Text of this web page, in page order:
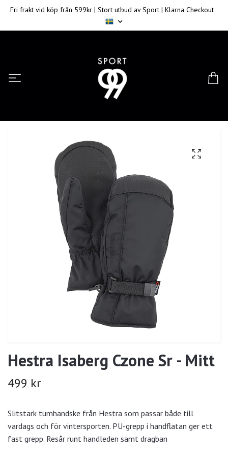
Fri frakt vid köp från 599kr | Stort utbud av Sport | Klarna Checkout
Hestra Isaberg Czone Sr - Mitt
499 kr
Slitstark tumhandske från Hestra som passar både till
vardags och för vintersporten. PU-grepp i handflatan ger ett
fast grepp. Resår runt handleden samt dragban